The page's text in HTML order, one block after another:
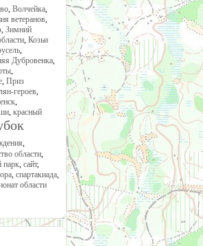
, Волчейка,
ветеранов,
, Зимний
, Козьи
,
Дубровенка,
,
, Приз
героев,
,
, красный
,
области,
парк, сайт,
, спартакиада,
области